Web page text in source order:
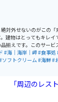
対外せないのがこの「
建物はとってもキレイ
揃えです。このサービ
みかんジュースは、観
ジェもあり、展望テラ
とても穏やかで心に残
#海｜海岸｜岬#食事処
ソフトクリーム#海鮮#
「周辺のレス